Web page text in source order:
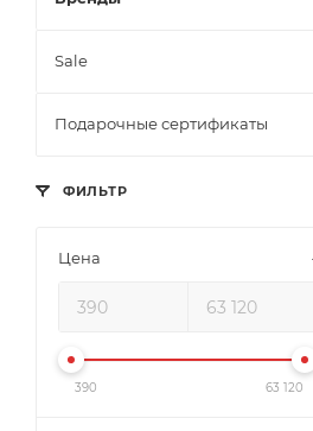
Sale
Подарочные сертификаты
ФИЛЬТР
Цена
390 63 120